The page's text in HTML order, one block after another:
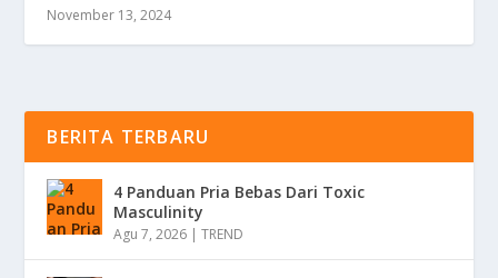
November 13, 2024
BERITA TERBARU
4 Panduan Pria Bebas Dari Toxic
Masculinity
Agu 7, 2026 |TREND